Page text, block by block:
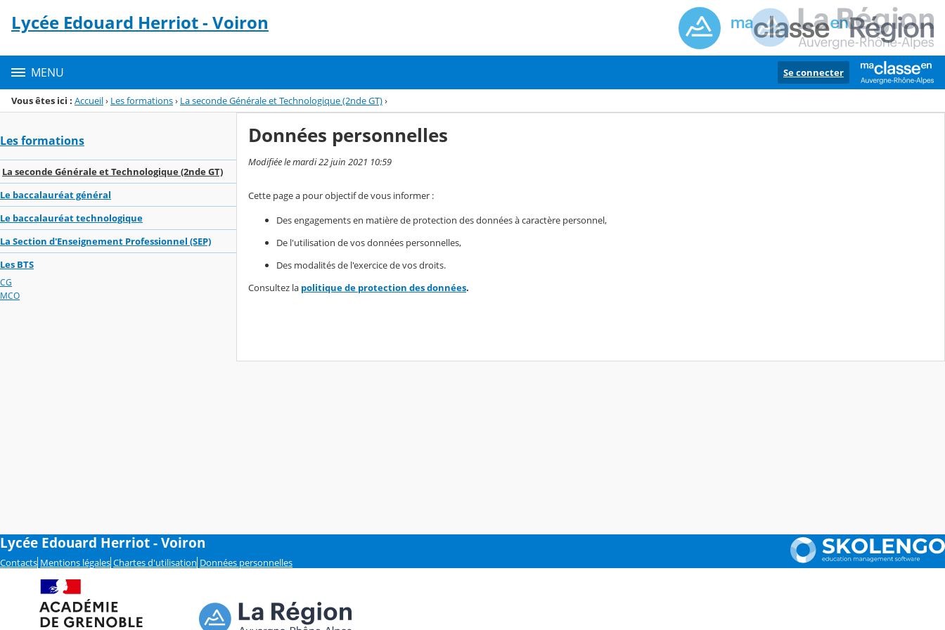
Menu de la rubrique
Contenu
Lycée Edouard Herriot - Voiron
MENU Se connecter
Vous êtes ici : Accueil› Les formations› La seconde Générale et Technologique (2nde GT)›
Les formations
La seconde Générale et Technologique (2nde GT)
Le baccalauréat général
Le baccalauréat technologique
La Section d'Enseignement Professionnel (SEP)
Les BTS
CG
MCO
Données personnelles
Modifiée le mardi 22 juin 2021 10:59
Cette page a pour objectif de vous informer :
Des engagements en matière de protection des données à caractère personnel,
De l'utilisation de vos données personnelles,
Des modalités de l'exercice de vos droits.
Consultez la politique de protection des données.
Lycée Edouard Herriot - Voiron
Contacts Mentions légales Chartes d'utilisation Données personnelles